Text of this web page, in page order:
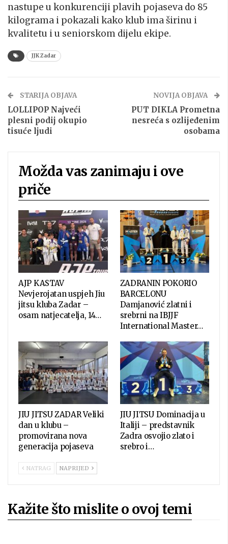
nastupe u konkurenciji plavih pojaseva do 85
kilograma i pokazali kako klub ima širinu i
kvalitetu i u seniorskom dijelu ekipe.
JJK Zadar
STARIJA OBJAVA
LOLLIPOP Najveći
plesni podij okupio
tisuće ljudi
NOVIJA OBJAVA
PUT DIKLA Prometna
nesreća s ozlijeđenim
osobama
Možda vas zanimaju i ove
priče
AJP KASTAV
Nevjerojatan uspjeh Jiu
jitsu kluba Zadar –
osam natjecatelja, 14…
ZADRANIN POKORIO
BARCELONU
Damjanović zlatni i
srebrni na IBJJF
International Master…
JIU JITSU ZADAR Veliki
dan u klubu –
promovirana nova
generacija pojaseva
JIU JITSU Dominacija u
Italiji – predstavnik
Zadra osvojio zlato i
srebro i…
NATRAG NAPRIJED
Kažite što mislite o ovoj temi